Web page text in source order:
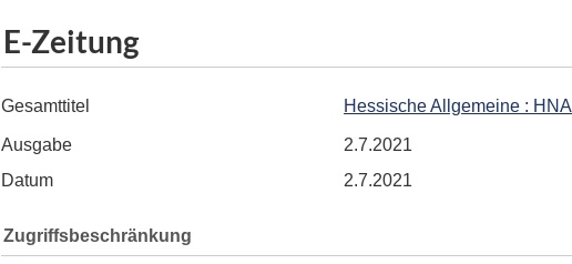
E-Zeitung
Gesamttitel Hessische Allgemeine : HNA
Ausgabe
2.7.2021
Datum
2.7.2021
Zugriffsbeschränkung